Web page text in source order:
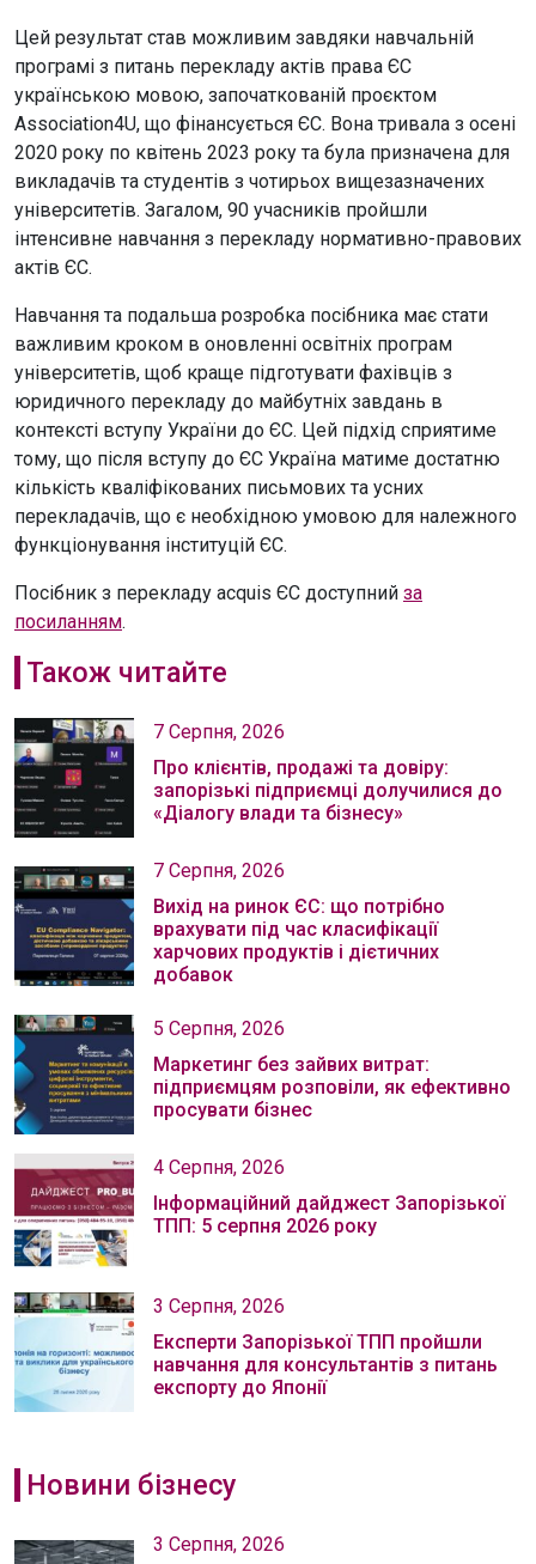
Цей результат став можливим завдяки навчальній
програмі з питань перекладу актів права ЄС
українською мовою, започаткованій проєктом
Association4U, що фінансується ЄС. Вона тривала з осені
2020 року по квітень 2023 року та була призначена для
викладачів та студентів з чотирьох вищезазначених
університетів. Загалом, 90 учасників пройшли
інтенсивне навчання з перекладу нормативно-правових
актів ЄС.
Навчання та подальша розробка посібника має стати
важливим кроком в оновленні освітніх програм
університетів, щоб краще підготувати фахівців з
юридичного перекладу до майбутніх завдань в
контексті вступу України до ЄС. Цей підхід сприятиме
тому, що після вступу до ЄС Україна матиме достатню
кількість кваліфікованих письмових та усних
перекладачів, що є необхідною умовою для належного
функціонування інституцій ЄС.
Посібник з перекладу acquis ЄС доступний за
посиланням.
Також читайте
7 Серпня, 2026
Про клієнтів, продажі та довіру:
запорізькі підприємці долучилися до
«Діалогу влади та бізнесу»
7 Серпня, 2026
Вихід на ринок ЄС: що потрібно
врахувати під час класифікації
харчових продуктів і дієтичних
добавок
5 Серпня, 2026
Маркетинг без зайвих витрат:
підприємцям розповіли, як ефективно
просувати бізнес
4 Серпня, 2026
Інформаційний дайджест Запорізької
ТПП: 5 серпня 2026 року
3 Серпня, 2026
Експерти Запорізької ТПП пройшли
навчання для консультантів з питань
експорту до Японії
Новини бізнесу
3 Серпня, 2026